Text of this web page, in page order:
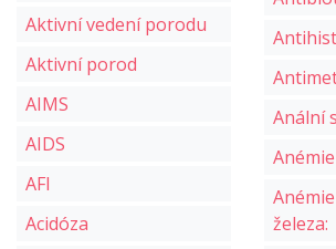
Aktivní vedení porodu
Aktivní porod
AIMS
AIDS
AFI
Acidóza
Anální
Anémie
železa: